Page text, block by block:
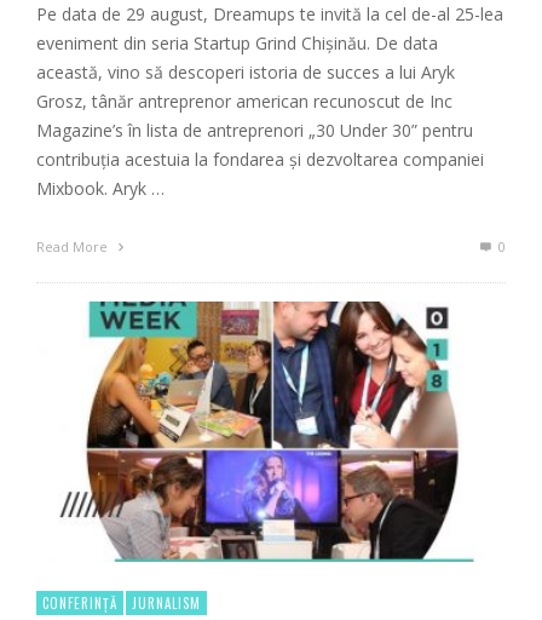
Pe data de 29 august, Dreamups te invită la cel de-al 25-lea
eveniment din seria Startup Grind Chișinău. De data
această, vino să descoperi istoria de succes a lui Aryk
Grosz, tânăr antreprenor american recunoscut de Inc
Magazine’s în lista de antreprenori „30 Under 30” pentru
contribuția acestuia la fondarea și dezvoltarea companiei
Mixbook. Aryk …
Read More 0
CONFERINȚĂ JURNALISM